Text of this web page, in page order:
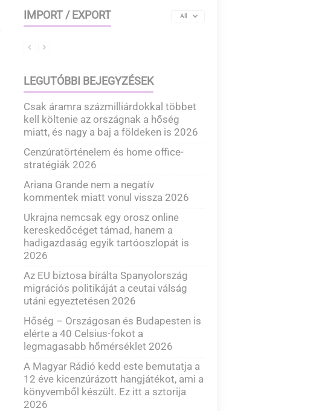
IMPORT / EXPORT All
LEGUTÓBBI BEJEGYZÉSEK
Csak áramra százmilliárdokkal többet
kell költenie az országnak a hőség
miatt, és nagy a baj a földeken is 2026
Cenzúratörténelem és home office-
stratégiák 2026
Ariana Grande nem a negatív
kommentek miatt vonul vissza 2026
Ukrajna nemcsak egy orosz online
kereskedőcéget támad, hanem a
hadigazdaság egyik tartóoszlopát is
2026
Az EU biztosa bírálta Spanyolország
migrációs politikáját a ceutai válság
utáni egyeztetésen 2026
Hőség – Országosan és Budapesten is
elérte a 40 Celsius-fokot a
legmagasabb hőmérséklet 2026
A Magyar Rádió kedd este bemutatja a
12 éve kicenzúrázott hangjátékot, ami a
könyvemből készült. Ez itt a sztorija
2026